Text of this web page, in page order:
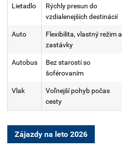
Lietadlo
Rýchly presun do
vzdialenejších destinácií
Auto
Flexibilita, vlastný režim a
zastávky
Autobus
Bez starostí so
šoférovaním
Vlak
Voľnejší pohyb počas
cesty
Zájazdy na leto 2026